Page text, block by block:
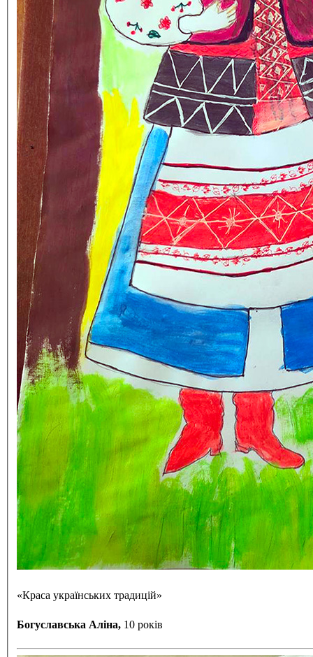
«Краса українських традицій»
Богуславська Аліна, 10 років